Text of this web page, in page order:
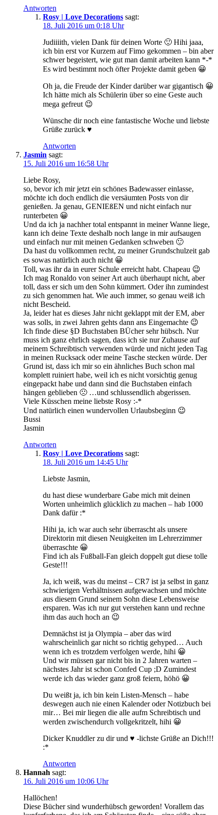
Antworten
Rosy | Love Decorations sagt:
18. Juli 2016 um 0:18 Uhr
Judiiiith, vielen Dank für deinen Worte 🙂 Hihi jaaa,
ich bin erst vor Kurzem auf Fimo gekommen – bin aber
schwer begeistert, wie gut man damit arbeiten kann *-*
Es wird bestimmt noch öfter Projekte damit geben 😀
Oh ja, die Freude der Kinder darüber war gigantisch 😀
Ich hätte mich als Schülerin über so eine Geste auch
mega gefreut 😉
Wünsche dir noch eine fantastische Woche und liebste
Grüße zurück ♥
Antworten
Jasmin sagt:
15. Juli 2016 um 16:58 Uhr
Liebe Rosy,
so, bevor ich mir jetzt ein schönes Badewasser einlasse,
möchte ich doch endlich die versäumten Posts von dir
genießen. Ja genau, GENIEßEN und nicht einfach nur
runterbeten 😀
Und da ich ja nachher total entspannt in meiner Wanne liege,
kann ich deine Texte deshalb noch lange in mir aufsaugen
und einfach nur mit meinen Gedanken schweben 🙂
Da hast du vollkommen recht, zu meiner Grundschulzeit gab
es sowas natürlich auch nicht 😀
Toll, was ihr da in eurer Schule erreicht habt. Chapeau 😉
Ich mag Ronaldo von seiner Art auch überhaupt nicht, aber
toll, dass er sich um den Sohn kümmert. Oder ihn zumindest
zu sich genommen hat. Wie auch immer, so genau weiß ich
nicht Bescheid.
Ja, leider hat es dieses Jahr nicht geklappt mit der EM, aber
was solls, in zwei Jahren gehts dann ans Eingemachte 😉
Ich finde diese §D Buchstaben BÜcher sehr hübsch. Nur
muss ich ganz ehrlich sagen, dass ich sie nur Zuhause auf
meinem Schreibtisch verwenden würde und nicht jeden Tag
in meinen Rucksack oder meine Tasche stecken würde. Der
Grund ist, dass ich mir so ein ähnliches Buch schon mal
komplett ruiniert habe, weil ich es nicht vorsichtig genug
eingepackt habe und dann sind die Buchstaben einfach
hängen geblieben 🙁 …und schlussendlich abgerissen.
Viele Küsschen meine liebste Rosy :-*
Und natürlich einen wundervollen Urlaubsbeginn 😉
Bussi
Jasmin
Antworten
Rosy | Love Decorations sagt:
18. Juli 2016 um 14:45 Uhr
Liebste Jasmin,
du hast diese wunderbare Gabe mich mit deinen
Worten unheimlich glücklich zu machen – hab 1000
Dank dafür :*
Hihi ja, ich war auch sehr überrascht als unsere
Direktorin mit diesen Neuigkeiten im Lehrerzimmer
überraschte 😀
Find ich als Fußball-Fan gleich doppelt gut diese tolle
Geste!!!
Ja, ich weiß, was du meinst – CR7 ist ja selbst in ganz
schwierigen Verhältnissen aufgewachsen und möchte
aus diesem Grund seinem Sohn diese Lebensweise
ersparen. Was ich nur gut verstehen kann und rechne
ihm das auch hoch an 😉
Demnächst ist ja Olympia – aber das wird
wahrscheinlich gar nicht so richtig gehyped… Auch
wenn ich es trotzdem verfolgen werde, hihi 😀
Und wir müssen gar nicht bis in 2 Jahren warten –
nächstes Jahr ist schon Confed Cup ;D Zumindest
werde ich das wieder ganz groß feiern, höhö 😀
Du weißt ja, ich bin kein Listen-Mensch – habe
deswegen auch nie einen Kalender oder Notizbuch bei
mir… Bei mir liegen die alle aufm Schreibtisch und
werden zwischendurch vollgekritzelt, hihi 😀
Dicker Knuddler zu dir und ♥ -lichste Grüße an Dich!!!
:*
Antworten
Hannah sagt:
16. Juli 2016 um 10:06 Uhr
Hallöchen!
Diese Bücher sind wunderhübsch geworden! Vorallem das